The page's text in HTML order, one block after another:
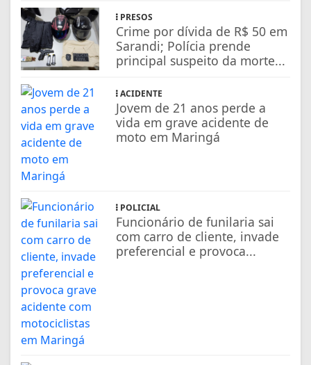
PRESOS
Crime por dívida de R$ 50 em
Sarandi; Polícia prende
principal suspeito da morte...
ACIDENTE
Jovem de 21 anos perde a
vida em grave acidente de
moto em Maringá
POLICIAL
Funcionário de funilaria sai
com carro de cliente, invade
preferencial e provoca...